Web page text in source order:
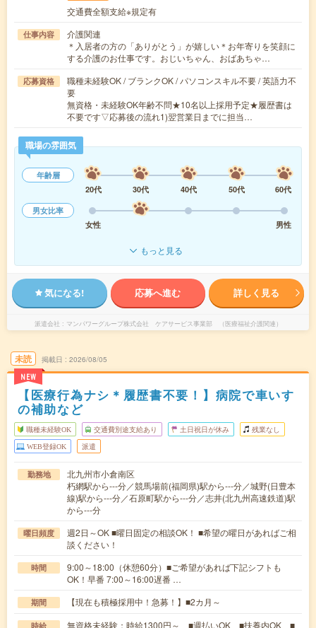
交通費全額支給※規定有
仕事内容
介護関連
＊入居者の方の「ありがとう」が嬉しい＊お年寄りを笑顔に
する介護のお仕事です。おじいちゃん、おばあちゃ…
応募資格
職種未経験OK / ブランクOK / パソコンスキル不要 / 英語力不
要
無資格・未経験OK年齢不問★10名以上採用予定★履歴書は
不要です▽応募後の流れ1)翌営業日までに担当…
職場の雰囲気
年齢層
20代
30代 40代 50代
60代
男女比率
女性
男性
もっと見る
気になる! 応募へ進む 詳しく見る
派遣会社 マンパワーグループ株式会社 ケアサービス事業部 （医療福祉介護関連）
未読
NEW
掲載日 2026/08/05
【医療行為ナシ＊履歴書不要！】病院で車いす
の補助など
職種未経験OK 交通費別途支給あり 土日祝日が休み 残業なし
WEB登録OK 派遣
勤務地
北九州市小倉南区
朽網駅から---分／競馬場前(福岡県)駅から---分／城野(日豊本
線)駅から---分／石原町駅から---分／志井(北九州高速鉄道)駅
から---分
曜日頻度
週2日～OK ■曜日固定の相談OK！ ■希望の曜日があればご相
談ください！
時間
9:00～18:00（休憩60分）■ご希望があれば下記シフトも
OK！早番 7:00～16:00遅番 …
期間 【現在も積極採用中！急募！】■2カ月～
時給 無資格未経験：時給1300円～ ■週払いOK ■扶養内OK ■